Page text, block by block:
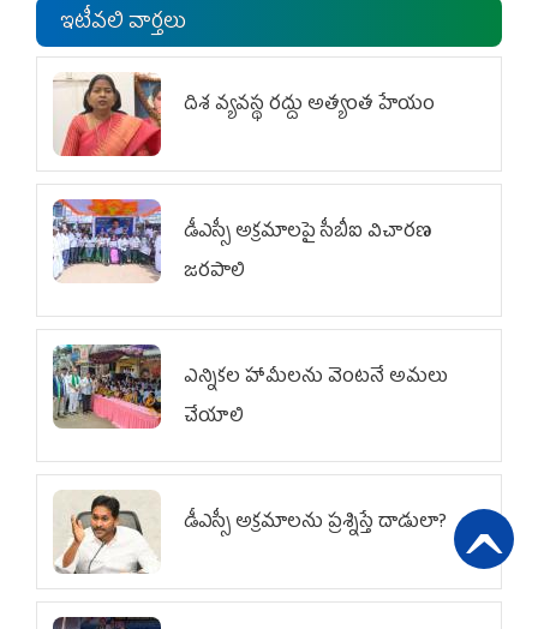
ఇటీవలి వార్తలు
దిశ వ్యవస్థ రద్దు అత్యంత హేయం
డీఎస్సీ అక్రమాలపై సీబీఐ విచారణ
జరపాలి
ఎన్నికల హామీలను వెంటనే అమలు
చేయాలి
డీఎస్సీ అక్రమాలను ప్రశ్నిస్తే దాడులా?